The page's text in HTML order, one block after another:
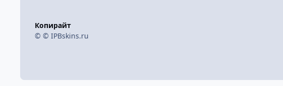
Копирайт
© © IPBskins.ru